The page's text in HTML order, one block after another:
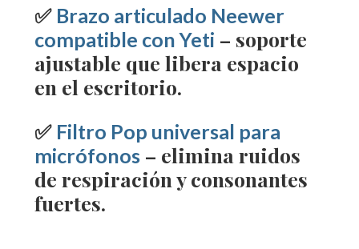
✅ Brazo articulado Neewer
compatible con Yeti – soporte
ajustable que libera espacio
en el escritorio.
✅ Filtro Pop universal para
micrófonos– elimina ruidos
de respiración y consonantes
fuertes.